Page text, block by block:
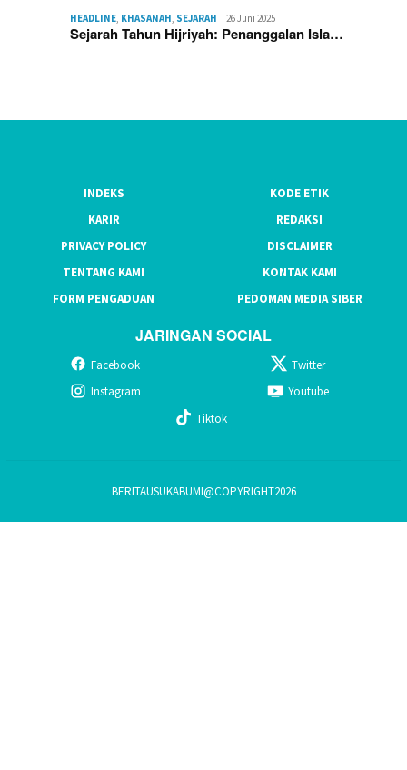
HEADLINE, KHASANAH, SEJARAH 26 Juni 2025
Sejarah Tahun Hijriyah: Penanggalan Isla…
INDEKS
KODE ETIK
KARIR
REDAKSI
PRIVACY POLICY
DISCLAIMER
TENTANG KAMI
KONTAK KAMI
FORM PENGADUAN
PEDOMAN MEDIA SIBER
JARINGAN SOCIAL
Facebook
Twitter
Instagram
Youtube
Tiktok
BERITAUSUKABUMI@COPYRIGHT2026